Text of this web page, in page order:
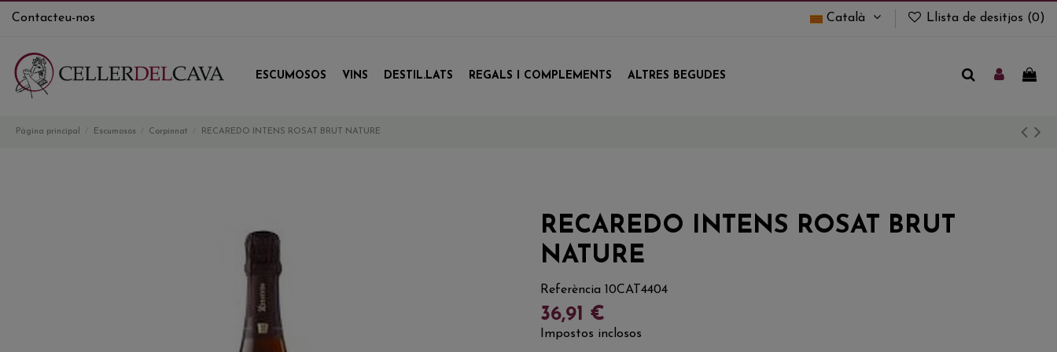
Contacteu-nos Català Llista de desitjos (0)
ESCUMOSOS VINS DESTIL.LATS REGALS I COMPLEMENTS ALTRES BEGUDES
Pàgina principal Escumosos Corpinnat RECAREDO INTENS ROSAT BRUT NATURE
RECAREDO INTENS ROSAT BRUT
NATURE
Referència 10CAT4404
36,91 €
Impostos inclosos